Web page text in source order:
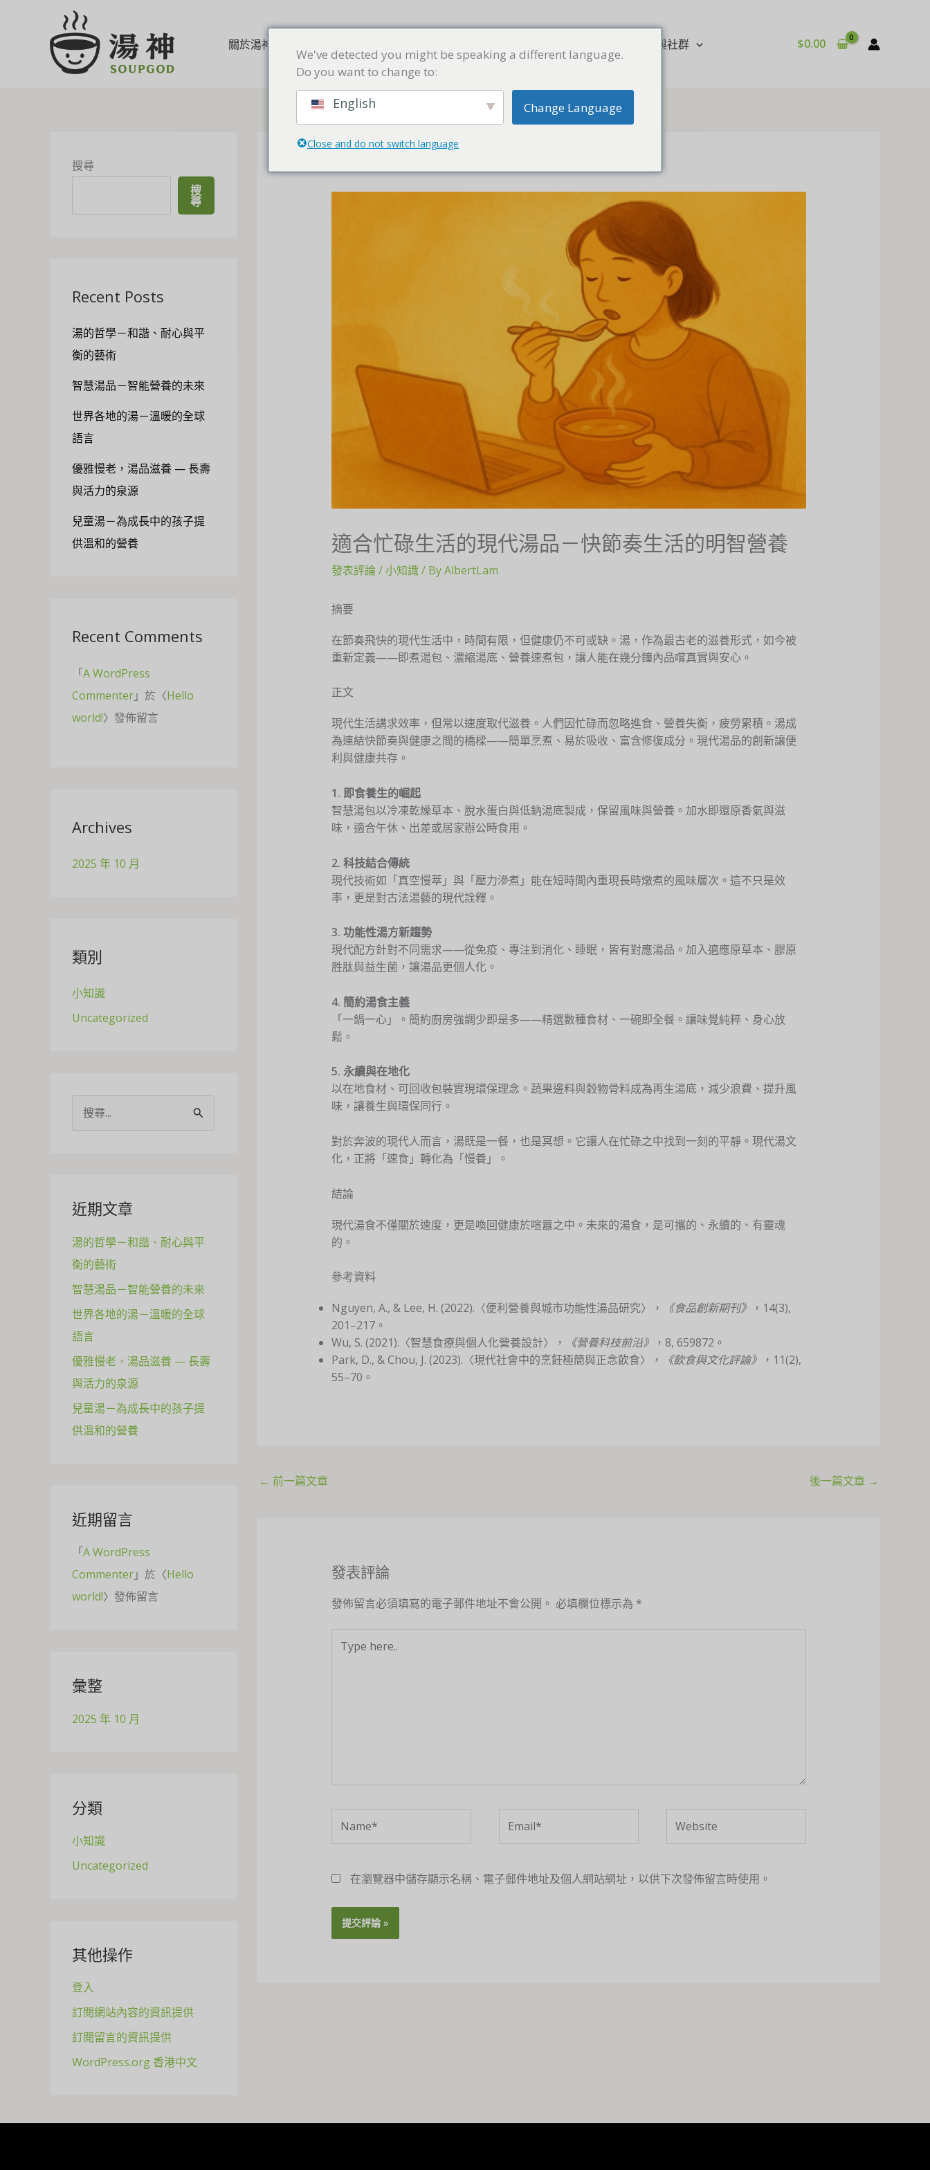
關於湯神 影音與社群 $0.00
搜尋
搜
尋
Recent Posts
湯的哲學－和諧、耐心與平
衡的藝術
智慧湯品－智能營養的未來
世界各地的湯－溫暖的全球
語言
優雅慢老，湯品滋養 — 長壽
與活力的泉源
兒童湯－為成長中的孩子提
供溫和的營養
Recent Comments
「A WordPress
Commenter」於〈Hello
world!〉發佈留言
Archives
2025 年 10 月
類別
小知識
Uncategorized
c
f
o
r
:
近期文章
湯的哲學－和諧、耐心與平
衡的藝術
智慧湯品－智能營養的未來
世界各地的湯－溫暖的全球
語言
優雅慢老，湯品滋養 — 長壽
與活力的泉源
兒童湯－為成長中的孩子提
供溫和的營養
近期留言
「A WordPress
Commenter」於〈Hello
world!〉發佈留言
彙整
2025 年 10 月
分類
小知識
Uncategorized
其他操作
登入
訂閱網站內容的資訊提供
訂閱留言的資訊提供
WordPress.org 香港中文
適合忙碌生活的現代湯品－快節奏生活的明智營養
發表評論/小知識/ ByAlbertLam
摘要
在節奏飛快的現代生活中，時間有限，但健康仍不可或缺。湯，作為最古老的滋養形式，如今被
重新定義——即煮湯包、濃縮湯底、營養速煮包，讓人能在幾分鐘內品嚐真實與安心。
正文
現代生活講求效率，但常以速度取代滋養。人們因忙碌而忽略進食、營養失衡，疲勞累積。湯成
為連結快節奏與健康之間的橋樑——簡單烹煮、易於吸收、富含修復成分。現代湯品的創新讓便
利與健康共存。
1. 即食養生的崛起
智慧湯包以冷凍乾燥草本、脫水蛋白與低鈉湯底製成，保留風味與營養。加水即還原香氣與滋
味，適合午休、出差或居家辦公時食用。
2. 科技結合傳統
現代技術如「真空慢萃」與「壓力滲煮」能在短時間內重現長時燉煮的風味層次。這不只是效
率，更是對古法湯藝的現代詮釋。
3. 功能性湯方新趨勢
現代配方針對不同需求——從免疫、專注到消化、睡眠，皆有對應湯品。加入適應原草本、膠原
胜肽與益生菌，讓湯品更個人化。
4. 簡約湯食主義
「一鍋一心」。簡約廚房強調少即是多——精選數種食材、一碗即全餐。讓味覺純粹、身心放
鬆。
5. 永續與在地化
以在地食材、可回收包裝實現環保理念。蔬果邊料與穀物骨料成為再生湯底，減少浪費、提升風
味，讓養生與環保同行。
對於奔波的現代人而言，湯既是一餐，也是冥想。它讓人在忙碌之中找到一刻的平靜。現代湯文
化，正將「速食」轉化為「慢養」。
結論
現代湯食不僅關於速度，更是喚回健康於喧囂之中。未來的湯食，是可攜的、永續的、有靈魂
的。
參考資料
Nguyen, A., & Lee, H. (2022).〈便利營養與城市功能性湯品研究〉， 《食品創新期刊》 ，14(3),
201–217。
Wu, S. (2021).〈智慧食療與個人化營養設計〉，
《營養科技前沿》 ，8, 659872。
Park, D., & Chou, J. (2023).〈現代社會中的烹飪極簡與正念飲食〉，
《飲食與文化評論》 ，11(2),
55–70。
← 前一篇文章 後一篇文章 →
發表評論
發佈留言必須填寫的電子郵件地址不會公開。 必填欄位標示為 *
here..
在瀏覽器中儲存顯示名稱、電子郵件地址及個人網站網址，以供下次發佈留言時使用。
We've detected you might be speaking a different language.
Do you want to change to:
English Change Language
Close and do not switch language